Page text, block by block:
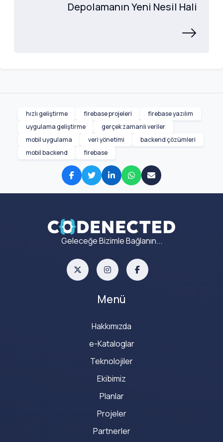
Depolamanın Yeni Nesil Hali
hızlı geliştirme firebase projeleri
firebase yazılım
uygulama geliştirme
gerçek zamanlı veriler
mobil uygulama
veri yönetimi
backend çözümleri
mobil backend
firebase
Geleceğe Bizimle Bağlanın...
Menü
Hakkımızda
e-Kataloglar
Teknolojiler
Ekibimiz
Planlar
Projeler
Partnerler